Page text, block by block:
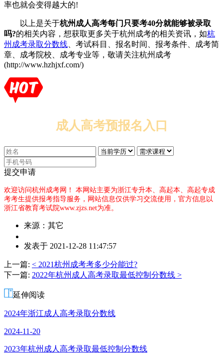
率也就会变得越大的!
以上是关于杭州成人高考每门只要考40分就能够被录取
吗?的相关内容，想获取更多关于杭州成考的相关资讯，如杭
州成考录取分数线 、考试科目、报名时间、报考条件、成考简
章、成考院校、成考专业等，敬请关注杭州成考
(http://www.hzhjxf.com/)
成人高考预报名入口
提交申请
欢迎访问杭州成考网！ 本网站主要为浙江专升本、高起本、高起专成
考考生提供报考指导服务，网站信息仅供学习交流使用，官方信息以
浙江省教育考试院www.zjzs.net为准。
来源：其它
者：
老
师
发表于 2021-12-28 11:47:57
上一篇: < 2021杭州成考考多少分能过?
下一篇: 2022年杭州成人高考录取最低控制分数线 >
延伸阅读
2024年浙江成人高考录取分数线
2024-11-20
2023年杭州成人高考录取最低控制分数线